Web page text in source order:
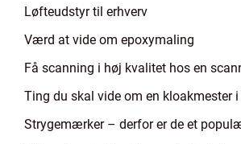
Løfteudstyr til erhverv
Værd at vide om epoxymaling
Få scanning i høj kvalitet hos en
Ting du skal vide om en kloakmester i
Strygemærker – derfor er de et